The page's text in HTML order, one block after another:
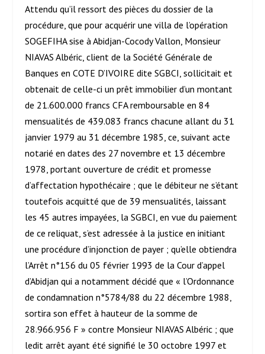
Attendu qu’il ressort des pièces du dossier de la
procédure, que pour acquérir une villa de l’opération
SOGEFIHA sise à Abidjan-Cocody Vallon, Monsieur
NIAVAS Albéric, client de la Société Générale de
Banques en COTE D’IVOIRE dite SGBCI, sollicitait et
obtenait de celle-ci un prêt immobilier d’un montant
de 21.600.000 francs CFA remboursable en 84
mensualités de 439.083 francs chacune allant du 31
janvier 1979 au 31 décembre 1985, ce, suivant acte
notarié en dates des 27 novembre et 13 décembre
1978, portant ouverture de crédit et promesse
d’affectation hypothécaire ; que le débiteur ne s’étant
toutefois acquitté que de 39 mensualités, laissant
les 45 autres impayées, la SGBCI, en vue du paiement
de ce reliquat, s’est adressée à la justice en initiant
une procédure d’injonction de payer ; qu’elle obtiendra
l’Arrêt n°156 du 05 février 1993 de la Cour d’appel
d’Abidjan qui a notamment décidé que « l’Ordonnance
de condamnation n°5784/88 du 22 décembre 1988,
sortira son effet à hauteur de la somme de
28.966.956 F » contre Monsieur NIAVAS Albéric ; que
ledit arrêt ayant été signifié le 30 octobre 1997 et